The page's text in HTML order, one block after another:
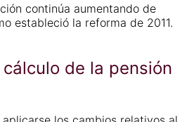
continúa aumentando de
estableció la reforma de 2011.
de la pensión